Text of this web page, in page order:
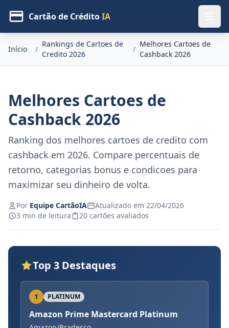
Cartão de CréditoIA
Início /
Rankings de Cartoes de
Credito 2026
/
Melhores Cartoes de
Cashback 2026
Melhores Cartoes de
Cashback 2026
Ranking dos melhores cartoes de credito com
cashback em 2026. Compare percentuais de
retorno, categorias bonus e condicoes para
maximizar seu dinheiro de volta.
Por Equipe CartãoIA
Atualizado em 22/04/2026
3 min de leitura
20 cartões avaliados
Top 3 Destaques
1 PLATINUM
Amazon Prime Mastercard Platinum